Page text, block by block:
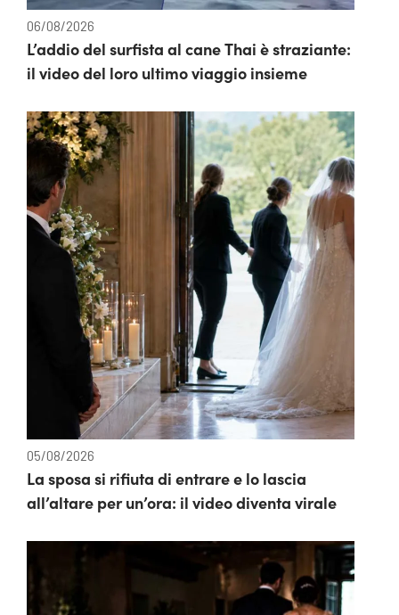
06/08/2026
L’addio del surfista al cane Thai è straziante:
il video del loro ultimo viaggio insieme
05/08/2026
La sposa si rifiuta di entrare e lo lascia
all’altare per un’ora: il video diventa virale